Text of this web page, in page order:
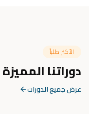
الأكثر طلباً
دوراتنا المميزة
عرض جميع الدورات